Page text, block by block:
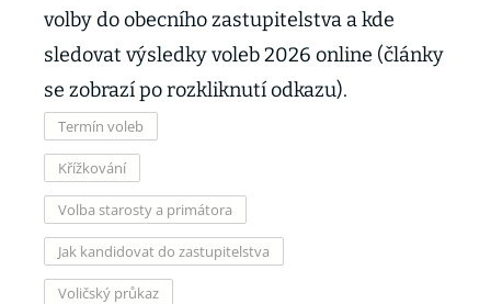
volby do obecního zastupitelstva a kde
sledovat výsledky voleb 2026 online (články
se zobrazí po rozkliknutí odkazu).
Termín voleb
Křížkování
Volba starosty a primátora
Jak kandidovat do zastupitelstva
Voličský průkaz